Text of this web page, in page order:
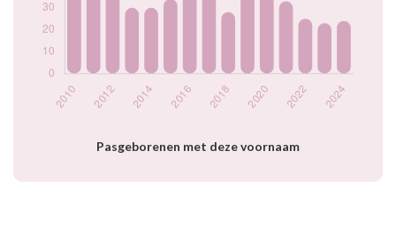
Pasgeborenen met deze voornaam
Popularité du
2021
2022
2023
24